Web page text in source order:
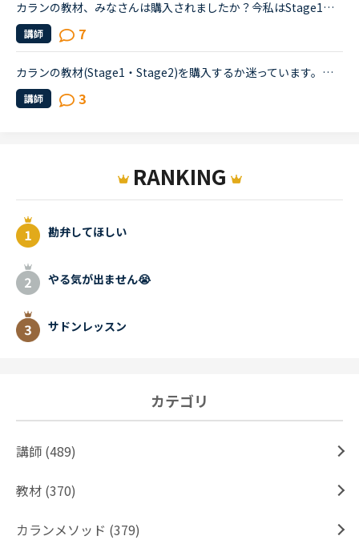
カランの教材、みなさんは購入されましたか？今私はStage1のnew workが終わり、Stage1の復習(Full stage revision?)を始めたところです。ちなみにすでに7回受講しています。2、3回前のレッスンから毎回講師の方か...
講師 7
カランの教材(Stage1・Stage2)を購入するか迷っています。ステージが上がるにつれて文が複雑になり、復習する必要が出てくるのは理解できるのですが、Stage1、Stage2は文構造・単語共に簡単なのでリーディングの...
講師 3
RANKING
勘弁してほしい
やる気が出ません😭
サドンレッスン
カテゴリ
講師 (489)
教材 (370)
カランメソッド (379)